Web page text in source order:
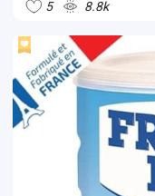
5
8.8k